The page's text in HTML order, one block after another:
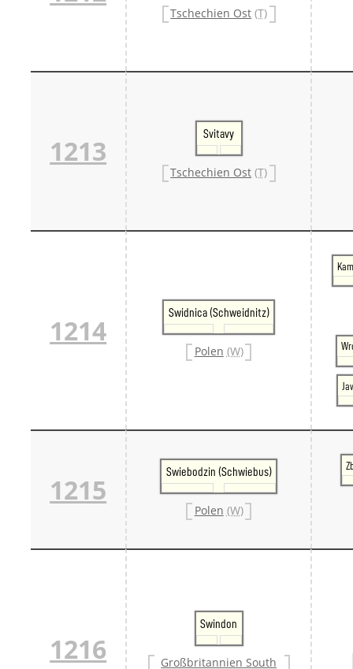
Tschechien Ost (T)
1213
Svitavy
Tschechien Ost (T)
1214
Swidnica (Schweidnitz)
Polen (W)
1215
Swiebodzin (Schwiebus)
Polen (W)
1216
Swindon
Großbritannien South